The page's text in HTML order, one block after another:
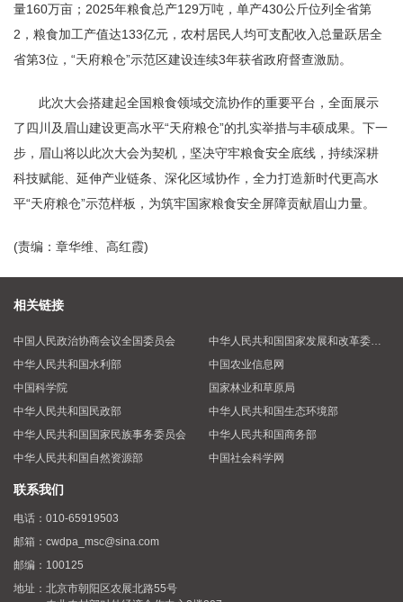
量160万亩；2025年粮食总产129万吨，单产430公斤位列全省第
2，粮食加工产值达133亿元，农村居民人均可支配收入总量跃居全
省第3位，“天府粮仓”示范区建设连续3年获省政府督查激励。
此次大会搭建起全国粮食领域交流协作的重要平台，全面展示
了四川及眉山建设更高水平“天府粮仓”的扎实举措与丰硕成果。下一
步，眉山将以此次大会为契机，坚决守牢粮食安全底线，持续深耕
科技赋能、延伸产业链条、深化区域协作，全力打造新时代更高水
平“天府粮仓”示范样板，为筑牢国家粮食安全屏障贡献眉山力量。
(责编：章华维、高红霞)
相关链接
中国人民政治协商会议全国委员会
中华人民共和国国家发展和改革委员会
中华人民共和国水利部
中国农业信息网
中国科学院
国家林业和草原局
中华人民共和国民政部
中华人民共和国生态环境部
中华人民共和国国家民族事务委员会
中华人民共和国商务部
中华人民共和国自然资源部
中国社会科学网
联系我们
电话： 010-65919503
邮箱： cwdpa_msc@sina.com
邮编： 100125
地址： 北京市朝阳区农展北路55号